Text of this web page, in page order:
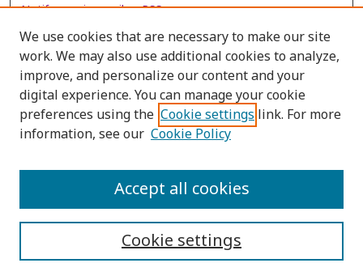
Notify me via email orRSS
Browse
Collections
Disciplines
Authors
We use cookies that are necessary to make our site
work. We may also use additional cookies to analyze,
improve, and personalize our content and your
digital experience. You can manage your cookie
preferences using the Cookie settings link. For more
information, see our Cookie Policy
Cookie settings
Accept all cookies